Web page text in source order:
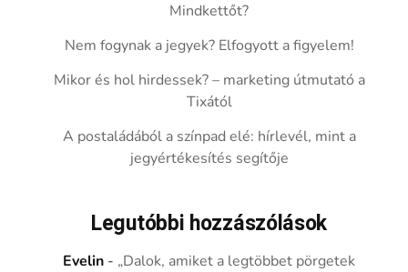
Mindkettőt?
Nem fogynak a jegyek? Elfogyott a figyelem!
Mikor és hol hirdessek? – marketing útmutató a
Tixától
A postaládából a színpad elé: hírlevél, mint a
jegyértékesítés segítője
Legutóbbi hozzászólások
Evelin - „Dalok, amiket a legtöbbet pörgetek